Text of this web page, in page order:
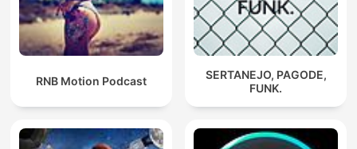
RNB Motion Podcast
SERTANEJO, PAGODE,
FUNK.